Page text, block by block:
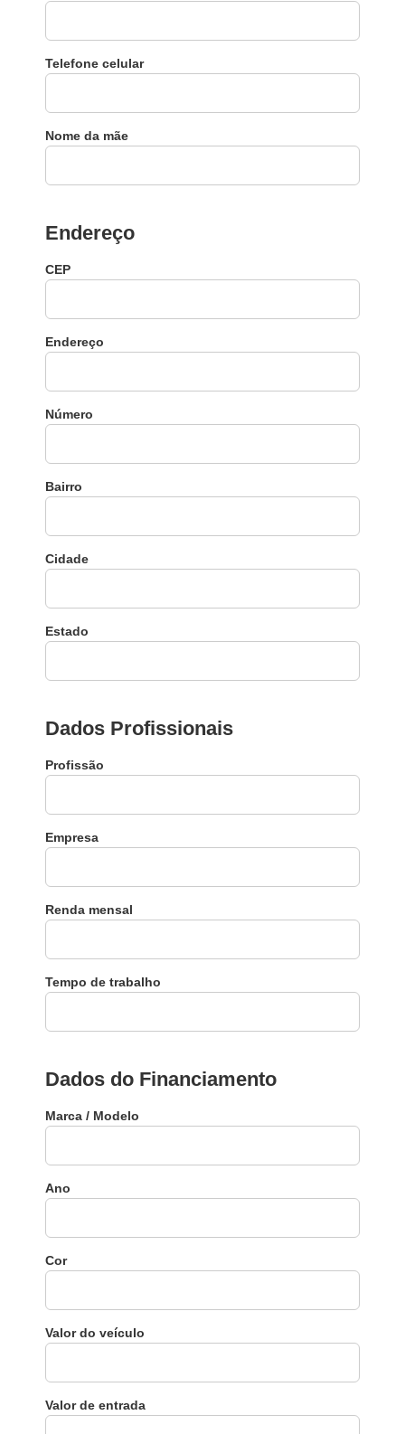
Telefone celular
Nome da mãe
Endereço
CEP
Endereço
Número
Bairro
Cidade
Estado
Dados Profissionais
Profissão
Empresa
Renda mensal
Tempo de trabalho
Dados do Financiamento
Marca / Modelo
Ano
Cor
Valor do veículo
Valor de entrada